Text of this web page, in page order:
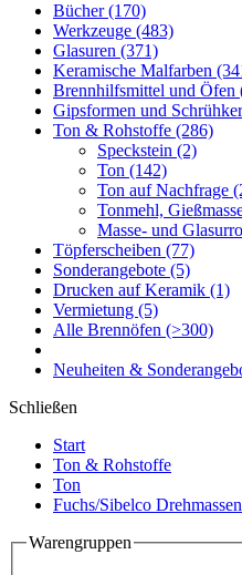
Bücher(170)
Werkzeuge (483)
Glasuren (371)
Keramische Malfarben
Brennhilfsmittel und Öfen
Gipsformen und
Ton & Rohstoffe (286)
Speckstein (2)
Ton (142)
Ton auf Nachfrage
Tonmehl,
Masse- und
Töpferscheiben (77)
Sonderangebote (5)
Drucken auf Keramik (1)
Vermietung (5)
Alle Brennöfen (>300)
Neuheiten &
Schließen
Start
Ton & Rohstoffe
Ton
Fuchs/Sibelco Drehmassen
Warengruppen